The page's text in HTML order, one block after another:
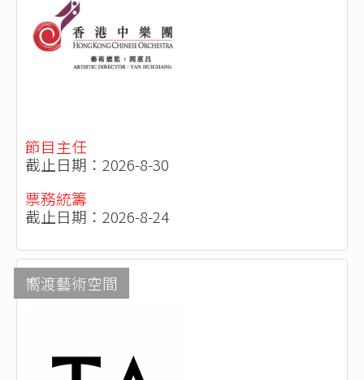
節目主任
截止日期：2026-8-30
票務統籌
截止日期：2026-8-24
嚮渡藝術空間